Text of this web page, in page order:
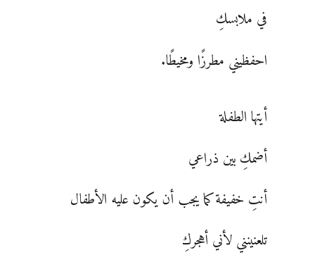
في ملابسكِ
احفظيني مطرزًا ومخيطًا.
أيتها الطفلة
أضمكِ بين ذراعي
أنتِ خفيفة كما يجب أن يكون عليه الأطفال
تلعنينني لأني أهجركِ